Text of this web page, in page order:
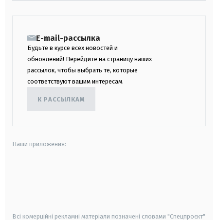
E-mail-рассылка
Будьте в курсе всех новостей и
обновлений! Перейдите на страницу наших
рассылок, чтобы выбрать те, которые
соответствуют вашим интересам.
К РАССЫЛКАМ
Наши приложения:
Всі комерційні рекламні матеріали позначені словами "Спецпроєкт"